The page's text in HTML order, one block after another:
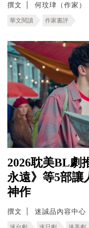
撰文 何玟珒（作家）
華文閱讀 作家書評
2026耽美BL劇
永遠》等5部讓
神作
撰文 迷誠品內容中心